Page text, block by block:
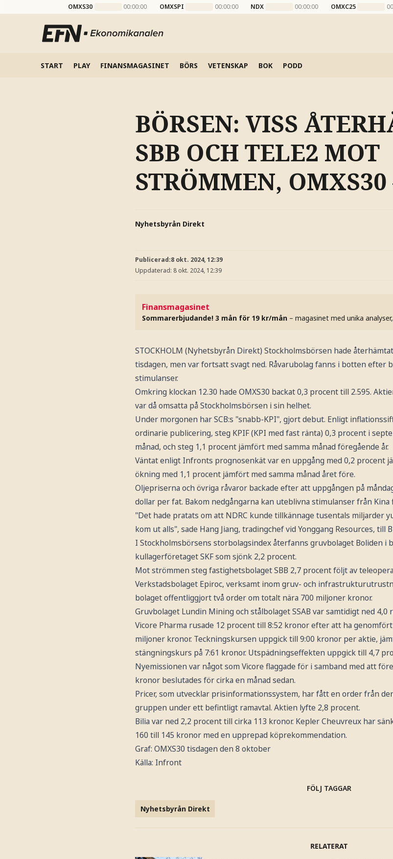
OMXS30 00:00:00 OMXSPI 00:00:00 NDX 00:00:00 OMXC25
START PLAY FINANSMAGASINET BÖRS VETENSKAP BOK PODD
BÖRSEN: VISS
SBB OCH TELE2 MOT
STRÖMMEN, OMXS30
Nyhetsbyrån Direkt
Publicerad:8 okt. 2024, 12:39
Uppdaterad: 8 okt. 2024, 12:39
Finansmagasinet
Sommarerbjudande! 3 mån för 19 kr/mån – magasinet med unika
STOCKHOLM (Nyhetsbyrån Direkt) Stockholmsbörsen hade
tisdagen, men var fortsatt svagt ned. Råvarubolag fanns i botten efter
stimulanser.
Omkring klockan 12.30 hade OMXS30 backat 0,3 procent till 2.595.
var då omsatta på Stockholmsbörsen i sin helhet.
Under morgonen har SCB:s "snabb-KPI", gjort debut. Enligt
ordinarie publicering, steg KPIF (KPI med fast ränta) 0,3 procent i
månad, och steg 1,1 procent jämfört med samma månad föregående år.
Väntat enligt Infronts prognosenkät var en uppgång med 0,2 procent
ökning med 1,1 procent jämfört med samma månad året före.
Oljepriserna och övriga råvaror backade efter att uppgången på
dollar per fat. Bakom nedgångarna kan uteblivna stimulanser från
"Det hade pratats om att NDRC kunde tillkännage tusentals miljarder
kom ut alls", sade Hang Jiang, tradingchef vid Yonggang Resources, till
I Stockholmsbörsens storbolagsindex återfanns gruvbolaget Boliden i
kullagerföretaget SKF som sjönk 2,2 procent.
Mot strömmen steg fastighetsbolaget SBB 2,7 procent följt av
Verkstadsbolaget Epiroc, verksamt inom gruv- och
bolaget offentliggjort två order om totalt nära 700 miljoner kronor.
Gruvbolaget Lundin Mining och stålbolaget SSAB var samtidigt ned 4,0
Vicore Pharma rusade 12 procent till 8:52 kronor efter att ha
miljoner kronor. Teckningskursen uppgick till 9:00 kronor per aktie,
stängningskurs på 7:61 kronor. Utspädningseffekten uppgick till 4,7
Nyemissionen var något som Vicore flaggade för i samband med att
kronor beslutades för cirka en månad sedan.
Pricer, som utvecklar prisinformationssystem, har fått en order från
gruppen under ett befintligt ramavtal. Aktien lyfte 2,8 procent.
Bilia var ned 2,2 procent till cirka 113 kronor. Kepler Cheuvreux har
160 till 145 kronor med en upprepad köprekommendation.
Graf: OMXS30 tisdagen den 8 oktober
Källa: Infront
FÖLJ TAGGAR
Nyhetsbyrån Direkt
RELATERAT